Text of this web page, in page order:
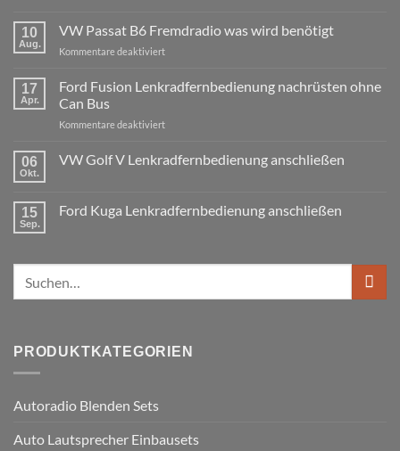
zu
3er
Radio
Tausch
1
DIN
DIN
10
Aug.
VW Passat B6 Fremdradio was wird benötigt
Kommentare deaktiviertfür
Passat
was
benötigt
17
Apr.
Ford Fusion Lenkradfernbedienung nachrüsten ohne
Can Bus
Kommentare deaktiviertfür
Fusion
Lenkradfernbedienung
Can
06
Okt.
VW Golf V Lenkradfernbedienung anschließen
VW
15
Sep.
Ford Kuga Lenkradfernbedienung anschließen
Ford
Lenkradfernbedienung
anschließen
PRODUKTKATEGORIEN
Autoradio Blenden Sets
Auto Lautsprecher Einbausets